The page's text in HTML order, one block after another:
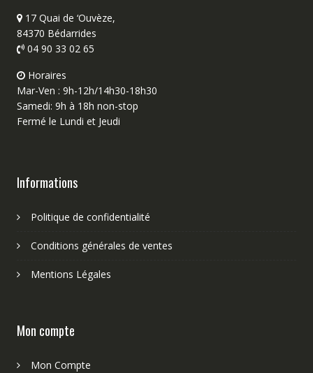
17 Quai de ‘Ouvèze,
84370 Bédarrides
04 90 33 02 65
Horaires
Mar-Ven : 9h-12h/14h30-18h30
Samedi: 9h à 18h non-stop
Fermé le Lundi et Jeudi
Informations
Politique de confidentialité
Conditions générales de ventes
Mentions Légales
Mon compte
Mon Compte